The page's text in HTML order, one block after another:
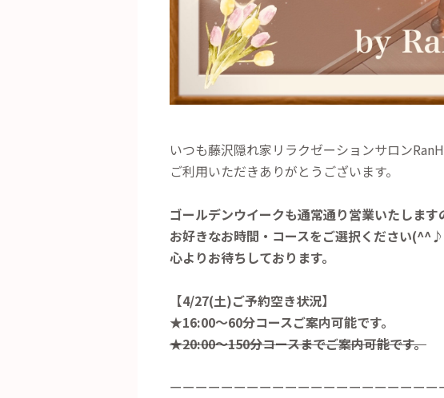
いつも藤沢隠れ家リラクゼーションサロン
ご利用いただきありがとうございます。
ゴールデンウイークも通常通り営業いたします
お好きなお時間・コースをご選択ください(^^♪
心よりお待ちしております。
【4/27(土)ご予約空き状況】
★16:00～60分コースご案内可能です。
★20:00～150分コースまでご案内可能です。
ーーーーーーーーーーーーーーーーーーーー